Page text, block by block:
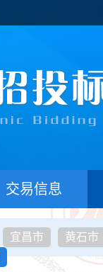
交易信息
宜昌市
黄石市